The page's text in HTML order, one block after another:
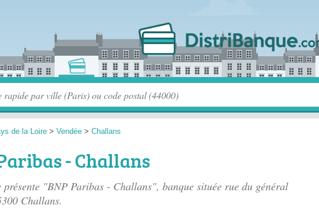
de la Loire > Vendée > Challans
- Challans
présente "BNP Paribas - Challans", banque située rue du général
Challans.